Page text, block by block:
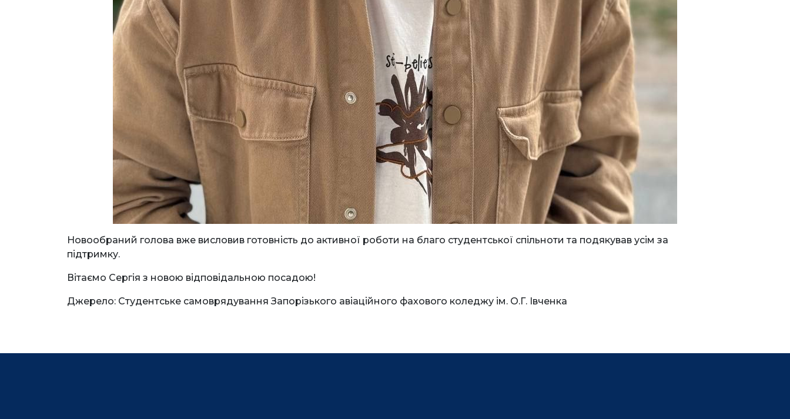
Новообраний голова вже висловив готовність до активної роботи на благо студентської спільноти та подякував усім за
підтримку.
Вітаємо Сергія з новою відповідальною посадою!
Джерело: Студентське самоврядування Запорізького авіаційного фахового коледжу ім. О.Г. Івченка